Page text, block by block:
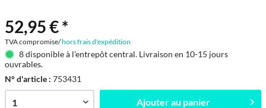
52,95 € *
TVA compromise/hors frais d'expédition
8 disponible à l'entrepôt central. Livraison en 10-15 jours
ouvrables.
N° d'article : 753431
Ajouter au panier